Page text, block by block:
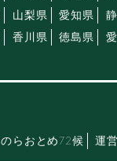
山梨県 愛知県
香川県 徳島県
のらおとめ72候 運